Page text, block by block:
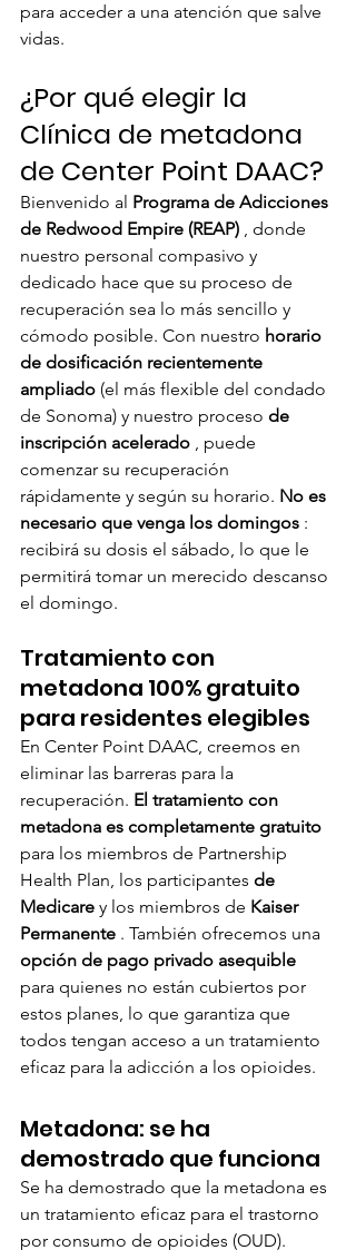
para acceder a una atención que salve
vidas.
¿Por qué elegir la
Clínica de metadona
de Center Point DAAC?
Bienvenido al Programa de Adicciones
de Redwood Empire (REAP) , donde
nuestro personal compasivo y
dedicado hace que su proceso de
recuperación sea lo más sencillo y
cómodo posible. Con nuestro horario
de dosificación recientemente
ampliado (el más flexible del condado
de Sonoma) y nuestro proceso de
inscripción acelerado , puede
comenzar su recuperación
rápidamente y según su horario. No es
necesario que venga los domingos :
recibirá su dosis el sábado, lo que le
permitirá tomar un merecido descanso
el domingo.
Tratamiento con
metadona 100% gratuito
para residentes elegibles
En Center Point DAAC, creemos en
eliminar las barreras para la
recuperación. El tratamiento con
metadona es completamente gratuito
para los miembros de Partnership
Health Plan, los participantes de
Medicare y los miembros de Kaiser
Permanente . También ofrecemos una
opción de pago privado asequible
para quienes no están cubiertos por
estos planes, lo que garantiza que
todos tengan acceso a un tratamiento
eficaz para la adicción a los opioides.
Metadona: se ha
demostrado que funciona
Se ha demostrado que la metadona es
un tratamiento eficaz para el trastorno
por consumo de opioides (OUD).